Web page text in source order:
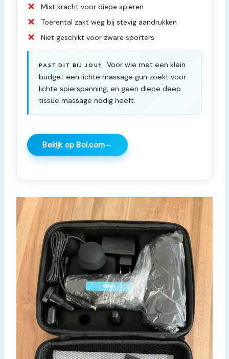
Mist kracht voor diepe spieren
Toerental zakt weg bij stevig aandrukken
Niet geschikt voor zware sporters
PAST DIT BIJ JOU?
Voor wie met een klein
budget een lichte massage gun zoekt voor
lichte spierspanning, en geen diepe deep
tissue massage nodig heeft.
Bekijk op Bol.com→